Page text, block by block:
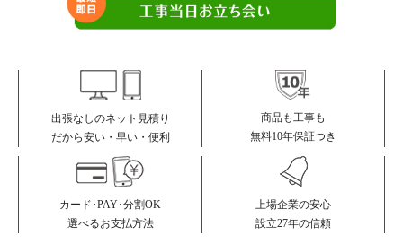
出張なしのネット見積り
だから安い・早い・便利
商品も工事も
無料10年保証つき
カード･PAY･分割OK
選べるお支払方法
上場企業の安心
設立27年の信頼